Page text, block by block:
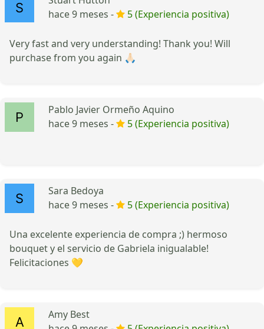
hace 9 meses -
5 (Experiencia positiva)
Very fast and very understanding! Thank you! Will
purchase from you again 🙏🏻
Pablo Javier Ormeño Aquino
hace 9 meses -
5 (Experiencia positiva)
Sara Bedoya
hace 9 meses -
5 (Experiencia positiva)
Una excelente experiencia de compra ;) hermoso
bouquet y el servicio de Gabriela inigualable!
Felicitaciones 💛
Amy Best